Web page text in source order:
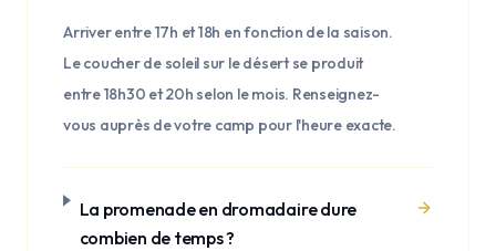
Arriver entre 17h et 18h en fonction de la saison.
Le coucher de soleil sur le désert se produit
entre 18h30 et 20h selon le mois. Renseignez-
vous auprès de votre camp pour l'heure exacte.
La promenade en dromadaire dure
combien de temps ?